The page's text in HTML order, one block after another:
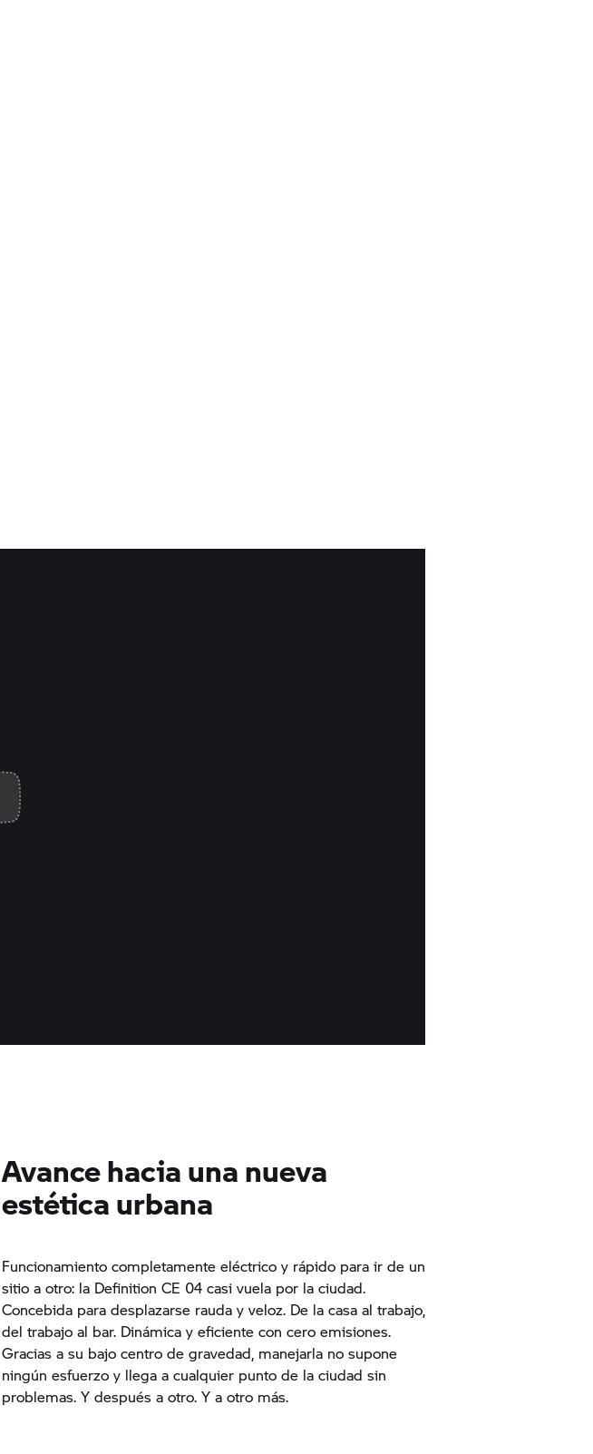
Avance hacia una nueva
estética urbana
Funcionamiento completamente eléctrico y rápido para ir de un
sitio a otro: la Definition CE 04 casi vuela por la ciudad.
Concebida para desplazarse rauda y veloz. De la casa al trabajo,
del trabajo al bar. Dinámica y eficiente con cero emisiones.
Gracias a su bajo centro de gravedad, manejarla no supone
ningún esfuerzo y llega a cualquier punto de la ciudad sin
problemas. Y después a otro. Y a otro más.